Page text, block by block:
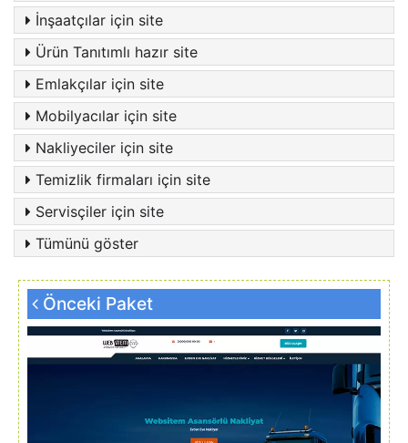
İnşaatçılar için site
Ürün Tanıtımlı hazır site
Emlakçılar için site
Mobilyacılar için site
Nakliyeciler için site
Temizlik firmaları için site
Servisçiler için site
Tümünü göster
Önceki Paket